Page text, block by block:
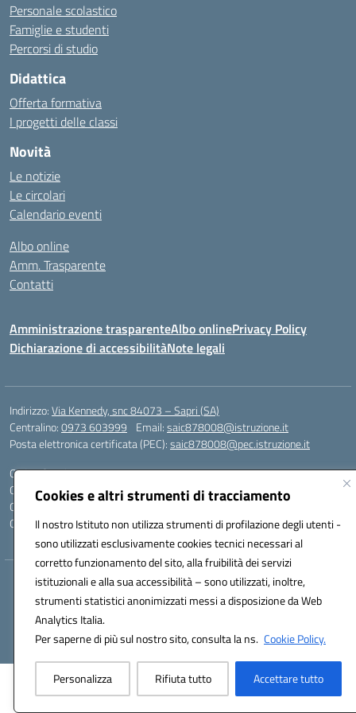
Cookies e altri strumenti di tracciamento
Il nostro Istituto non utilizza strumenti di profilazione degli utenti -
sono utilizzati esclusivamente cookies tecnici necessari al
corretto funzionamento del sito, alla fruibilità dei servizi
istituzionali e alla sua accessibilità – sono utilizzati, inoltre,
strumenti statistici anonimizzati messi a disposizione da Web
Analytics Italia.
Per saperne di più sul nostro sito, consulta la ns. Cookie Policy.
Personalizza Rifiuta tutto Accettare tutto
Personale scolastico
Famiglie e studenti
Percorsi di studio
Didattica
Offerta formativa
I progetti delle classi
Novità
Le notizie
Le circolari
Calendario eventi
Albo online
Amm. Trasparente
Contatti
Amministrazione trasparenteAlbo onlinePrivacy Policy
Dichiarazione di accessibilitàNote legali
Indirizzo:Via Kennedy, snc 84073 – Sapri (SA)
Centralino:0973 603999 Email:saic878008@istruzione.it
Posta elettronica certificata (PEC):saic878008@pec.istruzione.it
Codice fiscale: 84002700650
Codice meccanografico:SAIC878008
Codice Indice delle Pubbliche Amministrazioni (IPA): istsc_saic878008
Codice unico di fatturazione (CUF): UFYPHY
Hosting & Powered by 3D Solution S.r.l.
Concept & Design by Designers Italia